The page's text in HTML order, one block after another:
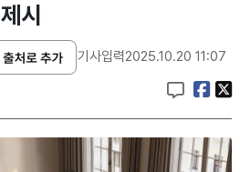
시
기사입력2025.10.20 11:07